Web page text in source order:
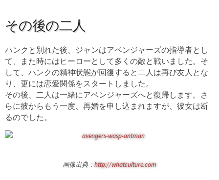
その後の二人
ハンクと別れた後、ジャンはアベンジャーズの指導者とし
て、また時にはヒーローとして多くの敵と戦いました。そ
して、ハンクの精神状態が回復すると二人は再び友人とな
り、更には恋愛関係をスタートしました。
その後、二人は一緒にアベンジャーズへと復帰します。さ
らに彼からもう一度、再婚を申し込まれますが、彼女は断
るのでした。
画像出典： http://whatculture.com